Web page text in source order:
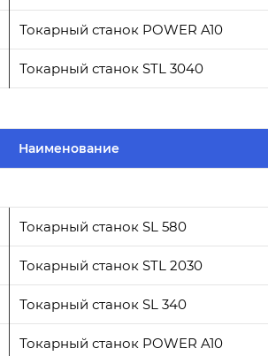
Токарный станок POWER A10
Токарный станок STL 3040
Наименование
Токарный станок SL 580
Токарный станок STL 2030
Токарный станок SL 340
Токарный станок POWER A10